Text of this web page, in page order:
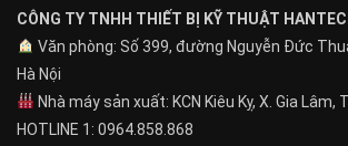
CÔNG TY TNHH THIẾT BỊ KỸ THUẬT
Văn phòng: Số 399, đường Nguyễn Đức
Hà Nội
Nhà máy sản xuất: KCN Kiêu Kỵ, X. Gia Lâm,
HOTLINE 1: 0964.858.868